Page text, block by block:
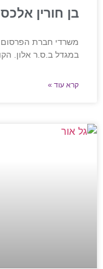
בן חורין
משרדי חברת הפרסום
במגדל ב.ס.ר אלון.
קרא עוד »